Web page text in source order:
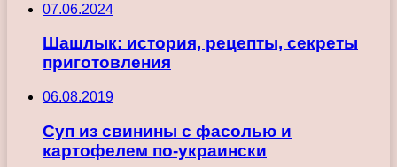
07.06.2024
Шашлык: история, рецепты, секреты
приготовления
06.08.2019
Суп из свинины с фасолью и
картофелем по-украински